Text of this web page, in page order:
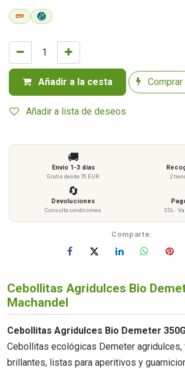
Añadir a la cesta Comprar
Añadir a lista de deseos
🚚
Envío 1-3 días
Gratis desde 70 EUR 2
🔄
Devoluciones
Consulta condiciones SSL ·
Comparte:
Cebollitas Agridulces Bio
Machandel
Cebollitas Agridulces Bio Demeter
Cebollitas ecológicas Demeter agridulces,
brillantes, listas para aperitivos y